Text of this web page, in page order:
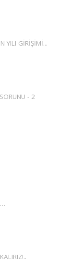
YILI GİRİŞİMİ...
- 2